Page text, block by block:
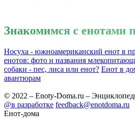
Знакомимся с енотами
Носуха - южноамериканский енот в
енотов: фото и названия
собаки - пес, лиса или енот? Енот в
авантюрам
© 2022 – Enoty-Doma.ru –
@в разработке feedback@enotdoma.ru
Енот-дома